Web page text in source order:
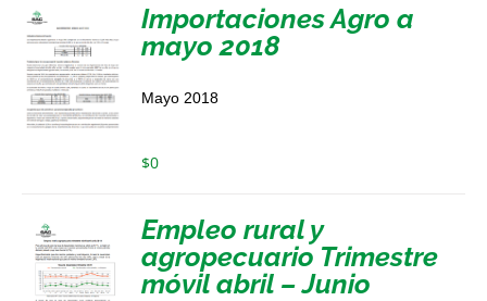
Importaciones Agro a
mayo 2018
Mayo 2018
$0
Empleo rural y
agropecuario Trimestre
móvil abril – Junio